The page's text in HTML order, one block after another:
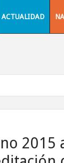
ACTUALIDAD
2015